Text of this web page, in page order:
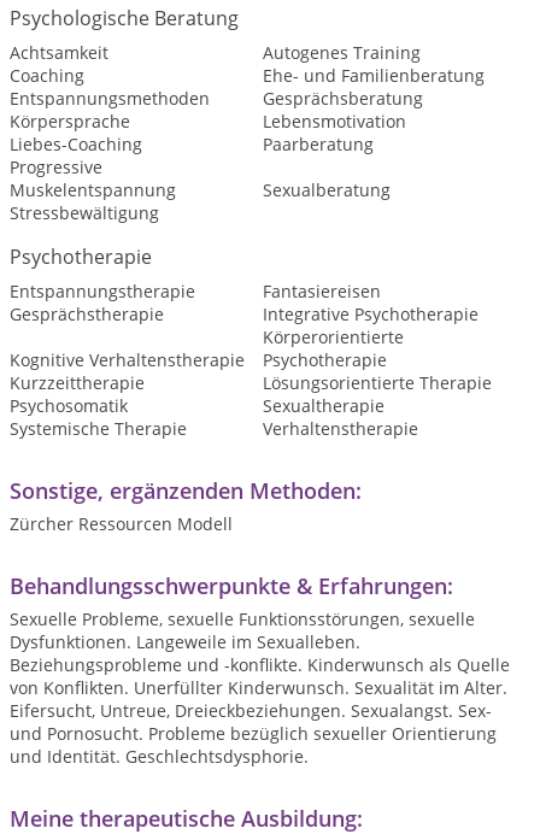
Psychologische Beratung
Achtsamkeit
Autogenes Training
Coaching
Ehe- und Familienberatung
Entspannungsmethoden
Gesprächsberatung
Körpersprache
Lebensmotivation
Liebes-Coaching
Paarberatung
Progressive
Muskelentspannung
Sexualberatung
Stressbewältigung
Psychotherapie
Entspannungstherapie
Fantasiereisen
Gesprächstherapie
Integrative Psychotherapie
Kognitive Verhaltenstherapie
Körperorientierte
Psychotherapie
Kurzzeittherapie
Lösungsorientierte Therapie
Psychosomatik
Sexualtherapie
Systemische Therapie
Verhaltenstherapie
Sonstige, ergänzenden Methoden:
Zürcher Ressourcen Modell
Behandlungsschwerpunkte & Erfahrungen:
Sexuelle Probleme, sexuelle Funktionsstörungen, sexuelle
Dysfunktionen. Langeweile im Sexualleben.
Beziehungsprobleme und -konflikte. Kinderwunsch als Quelle
von Konflikten. Unerfüllter Kinderwunsch. Sexualität im Alter.
Eifersucht, Untreue, Dreieckbeziehungen. Sexualangst. Sex-
und Pornosucht. Probleme bezüglich sexueller Orientierung
und Identität. Geschlechtsdysphorie.
Meine therapeutische Ausbildung: